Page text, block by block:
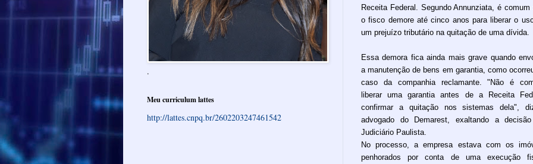
Receita Federal. Segundo Annunziata, é comum
o fisco demore até cinco anos para liberar o
um prejuízo tributário na quitação de uma dívida.
Essa demora fica ainda mais grave quando
a manutenção de bens em garantia, como
caso da companhia reclamante. "Não é
liberar uma garantia antes de a Receita
confirmar a quitação nos sistemas dela",
advogado do Demarest, exaltando a
Judiciário Paulista.
No processo, a empresa estava com os
penhorados por conta de uma execução
.
Meu curriculum lattes
http://lattes.cnpq.br/2602203247461542